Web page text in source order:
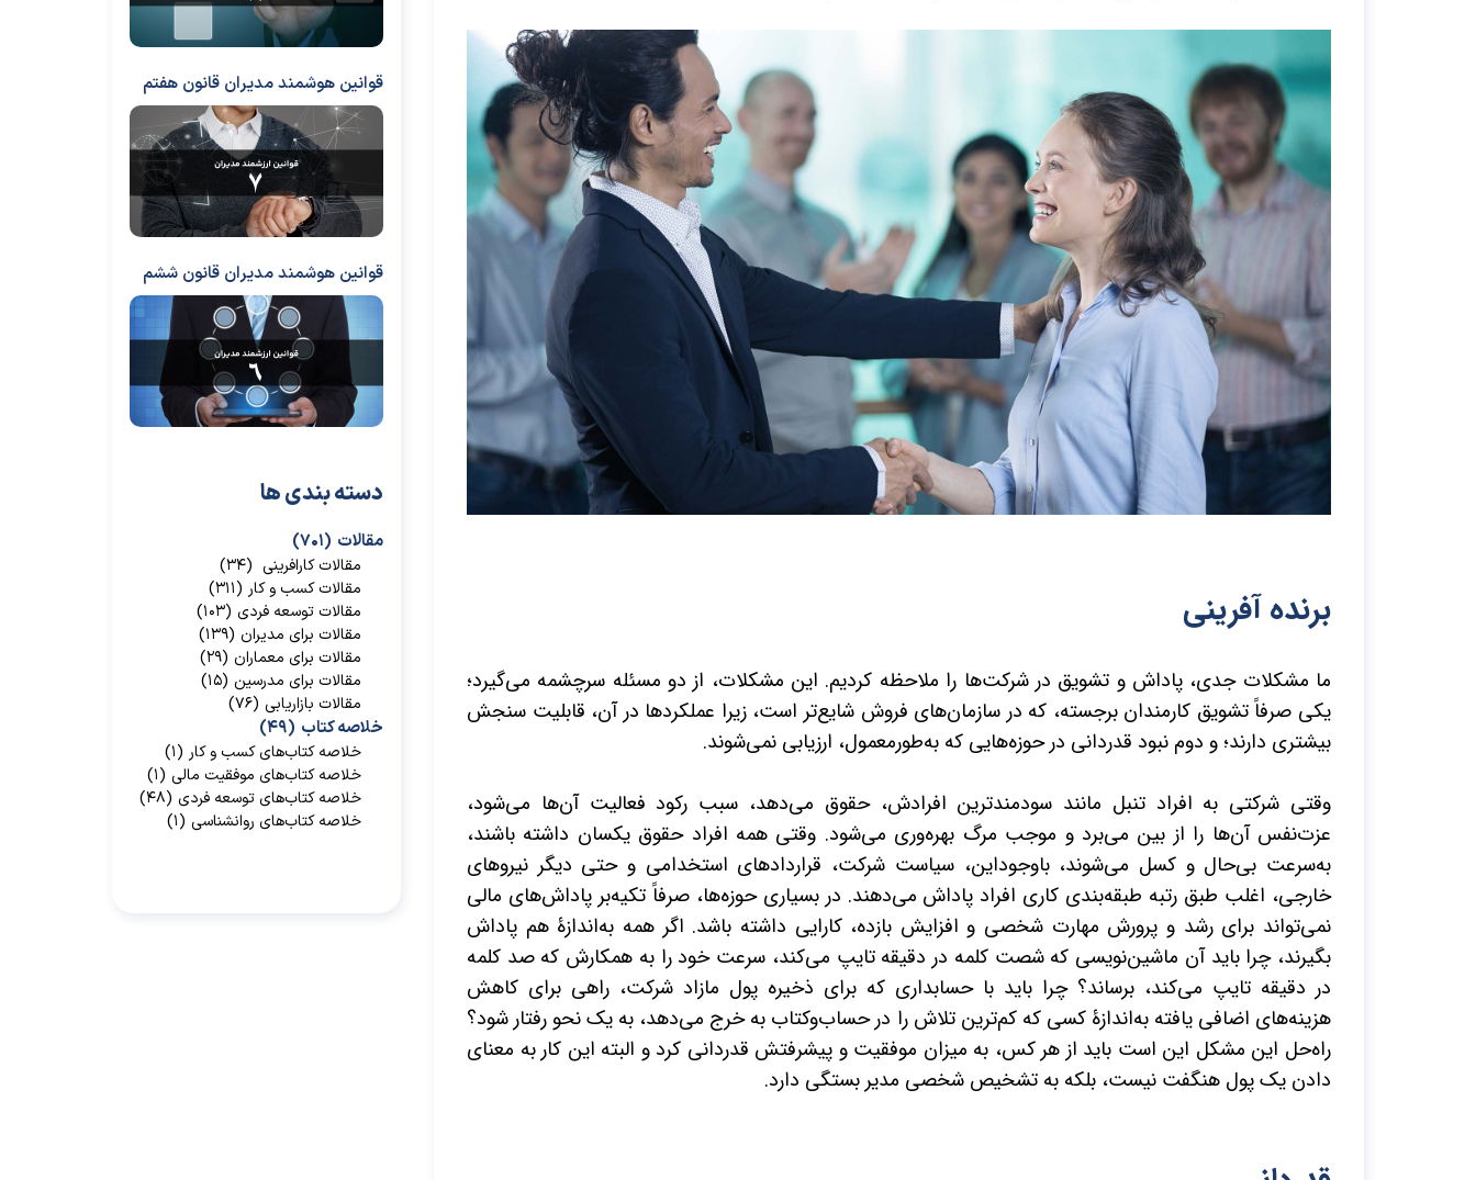
برنده آفرینی
ما مشکلات جدی، پاداش و تشویق در شرکت‌ها را ملاحظه کردیم. این مشکلات، از دو مسئله سرچشمه می‌گیرد؛
یکی صرفاً تشویق کارمندان برجسته، که در سازمان‌های فروش شایع‌تر است، زیرا عملکردها در آن، قابلیت سنجش
بیشتری دارند؛ و دوم نبود قدردانی در حوزه‌هایی که به‌طورمعمول، ارزیابی نمی‌شوند.
وقتی شرکتی به افراد تنبل مانند سودمندترین افرادش، حقوق می‌دهد، سبب رکود فعالیت آن‌ها می‌شود،
عزت‌نفس آن‌ها را از بین می‌برد و موجب مرگ بهره‌وری می‌شود. وقتی همه افراد حقوق یکسان داشته باشند،
به‌سرعت بی‌حال و کسل می‌شوند، باوجوداین، سیاست شرکت، قراردادهای استخدامی و حتی دیگر نیروهای
خارجی، اغلب طبق رتبه طبقه‌بندی کاری افراد پاداش می‌دهند. در بسیاری حوزه‌ها، صرفاً تکیه‌بر پاداش‌های مالی
نمی‌تواند برای رشد و پرورش مهارت شخصی و افزایش بازده، کارایی داشته باشد. اگر همه به‌اندازۀ هم پاداش
بگیرند، چرا باید آن ماشین‌نویسی که شصت کلمه در دقیقه تایپ می‌کند، سرعت خود را به همکارش که صد کلمه
در دقیقه تایپ می‌کند، برساند؟ چرا باید با حسابداری که برای ذخیره پول مازاد شرکت، راهی برای کاهش
هزینه‌های اضافی یافته به‌اندازۀ کسی که کم‌ترین تلاش را در حساب‌وکتاب به خرج می‌دهد، به یک نحو رفتار شود؟
راه‌حل این مشکل این است باید از هر کس، به میزان موفقیت و پیشرفتش قدردانی کرد و البته این کار به معنای
دادن یک پول هنگفت نیست، بلکه به تشخیص شخصی مدیر بستگی دارد.
مقالات (۷۰۱)
مقالات کارافرینی (۳۴)
مقالات کسب و کار (۳۱۱)
مقالات توسعه فردی (۱۰۳)
مقالات برای مدیران (۱۳۹)
مقالات برای معماران (۲۹)
مقالات برای مدرسین (۱۵)
مقالات بازاریابی (۷۶)
خلاصه کتاب (۴۹)
خلاصه کتاب‌‌های کسب و کار (۱)
خلاصه کتاب‌‌های موفقیت مالی (۱)
خلاصه کتاب‌های توسعه فردی (۴۸)
خلاصه کتاب‌های روانشناسی (۱)
دسته بندی ها
قوانین هوشمند مدیران قانون هفتم
قوانین هوشمند مدیران قانون ششم